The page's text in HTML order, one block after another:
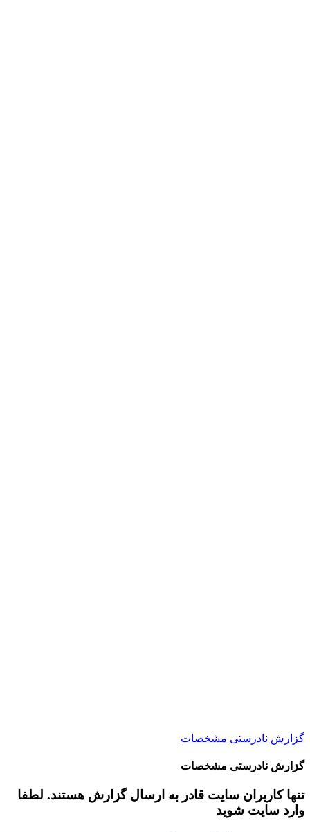
گزارش نادرستی مشخصات
گزارش نادرستی مشخصات
تنها کاربران سایت قادر به ارسال گزارش هستند. لطفا
وارد سایت شوید